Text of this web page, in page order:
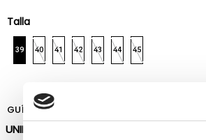
Talla
39 40 41 42 43 44 45
GUÍA DE TALLAS
UNIDADES DISPONIBLES: